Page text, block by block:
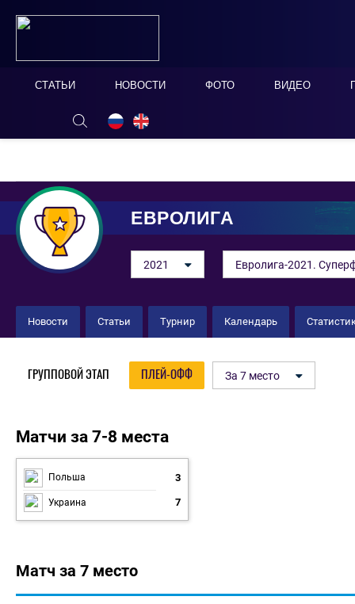
СТАТЬИ НОВОСТИ ФОТО ВИДЕО
ОНЛАЙН ТАБЛО СКРЫТЬ
ЕВРОЛИГА
2021 Евролига-2021.
Новости Статьи Турнир Календарь
ГРУППОВОЙ ЭТАП ПЛЕЙ-ОФФ За 7 место
Матчи за 7-8 места
Польша 3
Украина 7
Матч за 7 место